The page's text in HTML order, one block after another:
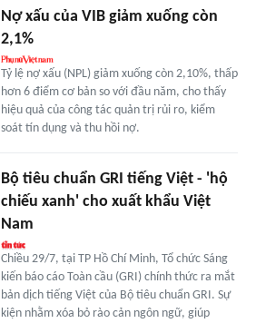
Nợ xấu của VIB giảm xuống còn
2,1%
Tỷ lệ nợ xấu (NPL) giảm xuống còn 2,10%, thấp
hơn 6 điểm cơ bản so với đầu năm, cho thấy
hiệu quả của công tác quản trị rủi ro, kiểm
soát tín dụng và thu hồi nợ.
Bộ tiêu chuẩn GRI tiếng Việt - 'hộ
chiếu xanh' cho xuất khẩu Việt
Nam
Chiều 29/7, tại TP Hồ Chí Minh, Tổ chức Sáng
kiến báo cáo Toàn cầu (GRI) chính thức ra mắt
bản dịch tiếng Việt của Bộ tiêu chuẩn GRI. Sự
kiện nhằm xóa bỏ rào cản ngôn ngữ, giúp